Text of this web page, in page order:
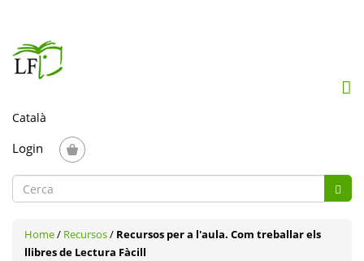
Login
Formulari
cerca
Home/ Recursos/ Recursos per a l'aula. Com treballar els
llibres de Lectura Fàcill